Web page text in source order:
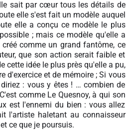
sait par cœur tous les détails de
elle s'est fait un modèle auquel
elle a conçu ce modèle le plus
; mais ce modèle qu'elle a
comme un grand fantôme, ce
que son action serait faible et
cette idée le plus près qu'elle a pu,
d'exercice et de mémoire ; Si vous
: vous y êtes ! … combien de
comme Le Quesnoy, à qui son
est l'ennemi du bien : vous allez
l'artiste haletant au connaisseur
ce que je poursuis.